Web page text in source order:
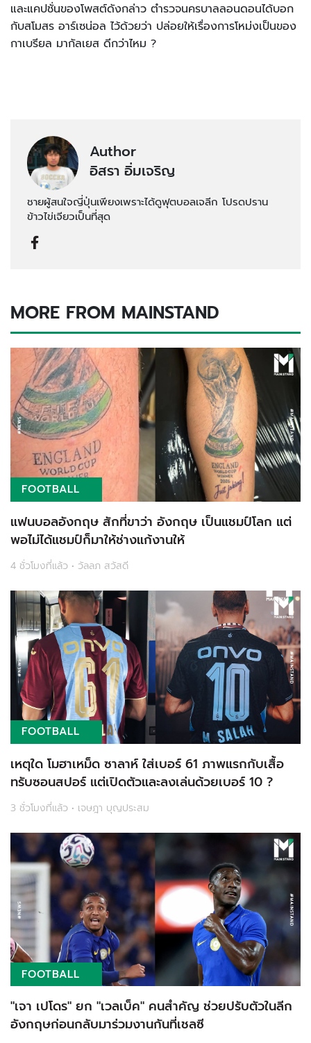
และแคปชั่นของโพสต์ดังกล่าว ตำรวจนครบาลลอนดอนได้บอก
กับสโมสร อาร์เซน่อล ไว้ด้วยว่า ปล่อยให้เรื่องการโหม่งเป็นของ
กาเบรียล มากัลเยส ดีกว่าไหม ?
Author
อิสรา อิ่มเจริญ
ชายผู้สนใจญี่ปุ่นเพียงเพราะได้ดูฟุตบอลเจลีก โปรดปราน
ข้าวไข่เจียวเป็นที่สุด
MORE FROM MAINSTAND
FOOTBALL
แฟนบอลอังกฤษ สักที่ขาว่า อังกฤษ เป็นแชมป์โลก แต่
พอไม่ได้แชมป์ก็มาให้ช่างแก้งานให้
4 ชั่วโมงที่แล้ว • วัลลภ สวัสดี
FOOTBALL
เหตุใด โมฮาเหม็ด ซาลาห์ ใส่เบอร์ 61 ภาพแรกกับเสื้อ
ทรับซอนสปอร์ แต่เปิดตัวและลงเล่นด้วยเบอร์ 10 ?
3 ชั่วโมงที่แล้ว • เจษฎา บุญประสม
FOOTBALL
"เจา เปโดร" ยก "เวลเบ็ค" คนสำคัญ ช่วยปรับตัวในลีก
อังกฤษก่อนกลับมาร่วมงานกันที่เชลซี